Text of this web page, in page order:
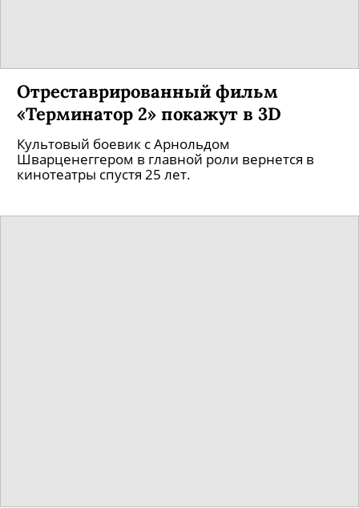
Отреставрированный фильм
«Терминатор 2» покажут в 3D
Культовый боевик с Арнольдом
Шварценеггером в главной роли вернется в
кинотеатры спустя 25 лет.